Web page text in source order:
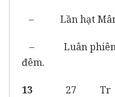
– Lần hạt Mân
– Luân phiên
đêm.
13 27 Tr Thứ